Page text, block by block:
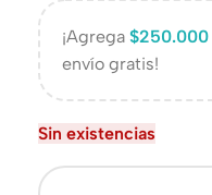
¡Agrega $250.000
envío gratis!
Sin existencias